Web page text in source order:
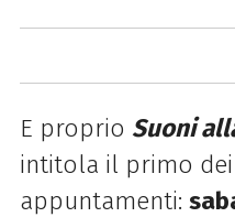
E proprio Suoni
intitola il primo
appuntamenti: